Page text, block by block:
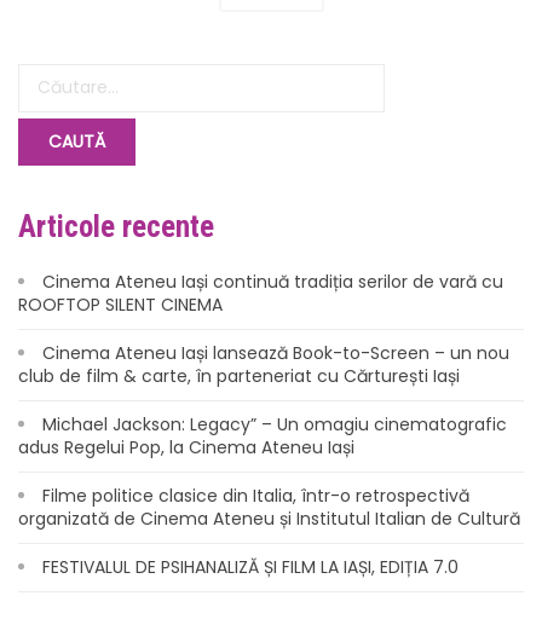
Articole recente
Cinema Ateneu Iași continuă tradiția serilor de vară cu
ROOFTOP SILENT CINEMA
Cinema Ateneu Iași lansează Book-to-Screen – un nou
club de film & carte, în parteneriat cu Cărturești Iași
Michael Jackson: Legacy” – Un omagiu cinematografic
adus Regelui Pop, la Cinema Ateneu Iași
Filme politice clasice din Italia, într-o retrospectivă
organizată de Cinema Ateneu și Institutul Italian de Cultură
FESTIVALUL DE PSIHANALIZĂ ȘI FILM LA IAȘI, EDIȚIA 7.0